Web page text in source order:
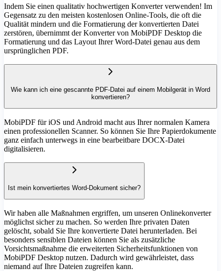
Indem Sie einen qualitativ hochwertigen Konverter verwenden! Im
Gegensatz zu den meisten kostenlosen Online-Tools, die oft die
Qualität mindern und die Formatierung der konvertierten Datei
zerstören, übernimmt der Konverter von MobiPDF Desktop die
Formatierung und das Layout Ihrer Word-Datei genau aus dem
ursprünglichen PDF.
Wie kann ich eine gescannte PDF-Datei auf einem Mobilgerät in Word
konvertieren?
MobiPDF für iOS und Android macht aus Ihrer normalen Kamera
einen professionellen Scanner. So können Sie Ihre Papierdokumente
ganz einfach unterwegs in eine bearbeitbare DOCX-Datei
digitalisieren.
Ist mein konvertiertes Word-Dokument sicher?
Wir haben alle Maßnahmen ergriffen, um unseren Onlinekonverter
möglichst sicher zu machen. So werden Ihre privaten Daten
gelöscht, sobald Sie Ihre konvertierte Datei herunterladen. Bei
besonders sensiblen Dateien können Sie als zusätzliche
Vorsichtsmaßnahme die erweiterten Sicherheitsfunktionen von
MobiPDF Desktop nutzen. Dadurch wird gewährleistet, dass
niemand auf Ihre Dateien zugreifen kann.